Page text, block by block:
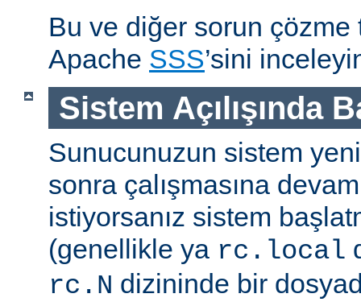
Bu ve diğer sorun çözme
Apache SSS’sini
Sistem Açılışında
Sunucunuzun sistem
sonra çalışmasına
istiyorsanız sistem
(genellikle ya rc.local
rc.N dizininde bir